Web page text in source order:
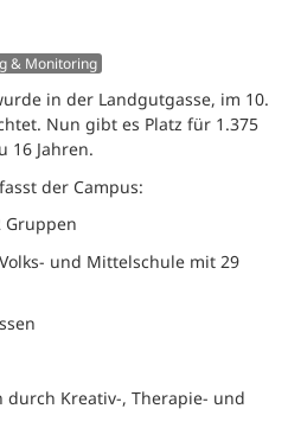
& Monitoring
in der Landgutgasse, im 10.
Nun gibt es Platz für 1.375
16 Jahren.
der Campus:
Gruppen
und Mittelschule mit 29
Kreativ-, Therapie- und